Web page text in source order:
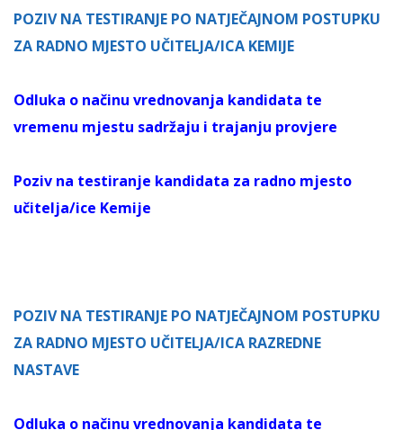
POZIV NA TESTIRANJE PO NATJEČAJNOM POSTUPKU
ZA RADNO MJESTO UČITELJA/ICA KEMIJE
Odluka o načinu vrednovanja kandidata te
vremenu mjestu sadržaju i trajanju provjere
Poziv na testiranje kandidata za radno mjesto
učitelja/ice Kemije
POZIV NA TESTIRANJE PO NATJEČAJNOM POSTUPKU
ZA RADNO MJESTO UČITELJA/ICA RAZREDNE
NASTAVE
Odluka o načinu vrednovanja kandidata te